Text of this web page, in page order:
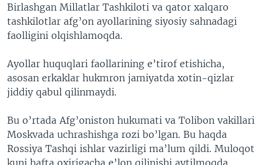
Birlashgan Millatlar Tashkiloti va qator xalqaro
tashkilotlar afg’on ayollarining siyosiy sahnadagi
faolligini olqishlamoqda.
Ayollar huquqlari faollarining e’tirof etishicha,
asosan erkaklar hukmron jamiyatda xotin-qizlar
jiddiy qabul qilinmaydi.
Bu o’rtada Afg’oniston hukumati va Tolibon vakillari
Moskvada uchrashishga rozi bo’lgan. Bu haqda
Rossiya Tashqi ishlar vazirligi ma’lum qildi. Muloqot
kuni hafta oxirigacha e’lon qilinishi aytilmoqda.